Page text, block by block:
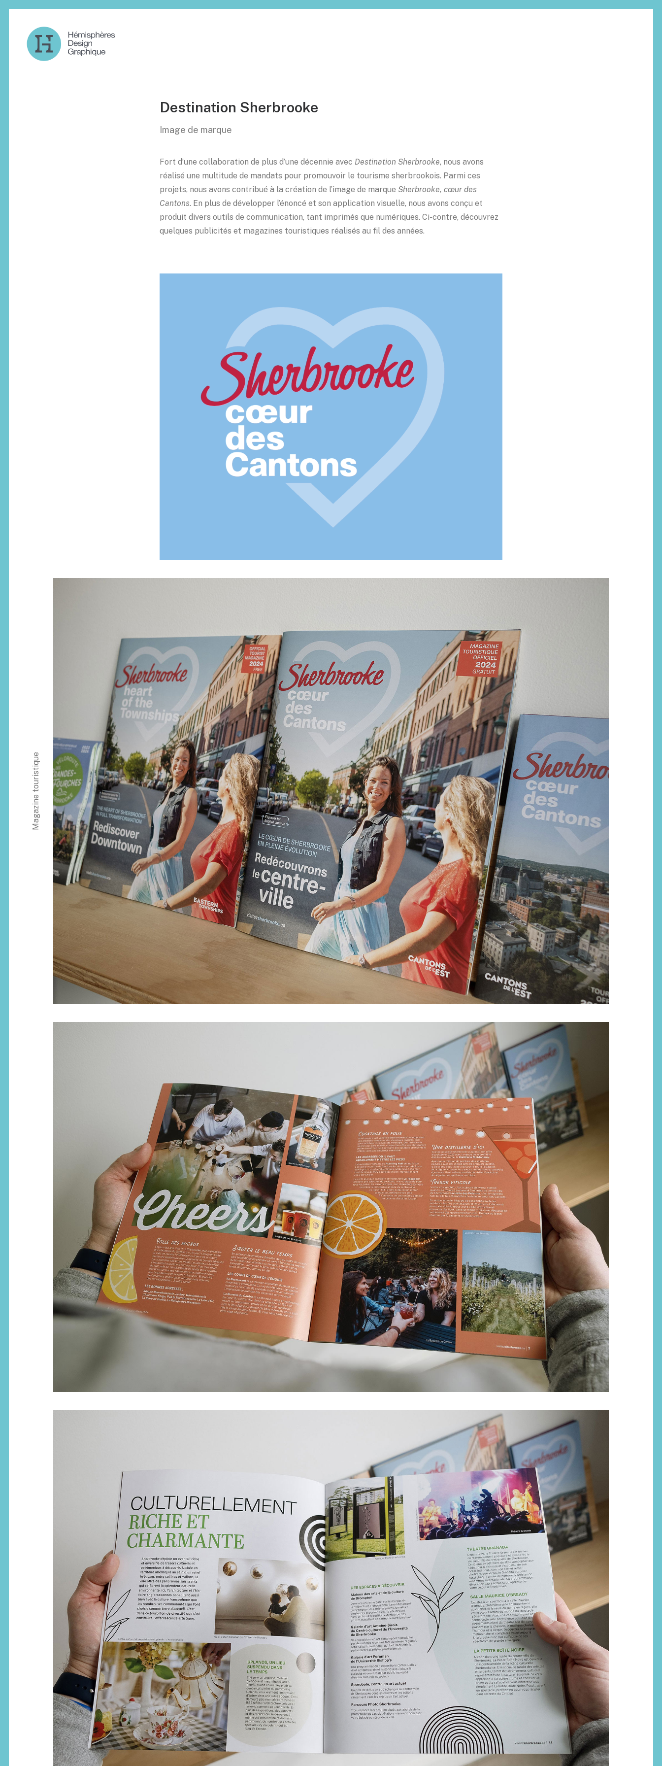
Destination Sherbrooke
Image de marque
Fort d’une collaboration de plus d’une décennie avec Destination Sherbrooke, nous avons
réalisé une multitude de mandats pour promouvoir le tourisme sherbrookois. Parmi ces
projets, nous avons contribué à la création de l’image de marque Sherbrooke, cœur des
Cantons. En plus de développer l’énoncé et son application visuelle, nous avons conçu et
produit divers outils de communication, tant imprimés que numériques. Ci-contre, découvrez
quelques publicités et magazines touristiques réalisés au fil des années.
Magazine touristique